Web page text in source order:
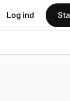
Log ind